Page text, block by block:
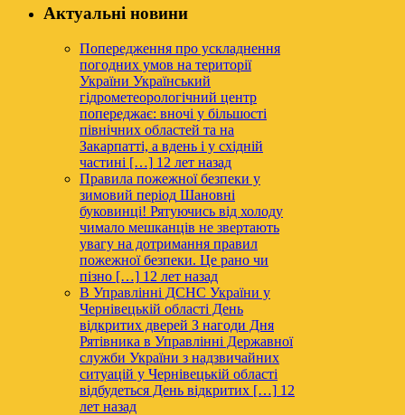
Актуальні новини
Попередження про ускладнення
погодних умов на території
України Український
гідрометеорологічний центр
попереджає: вночі у більшості
північних областей та на
Закарпатті, а вдень і у східній
частині […] 12 лет назад
Правила пожежної безпеки у
зимовий період Шановні
буковинці! Рятуючись від холоду
чимало мешканців не звертають
увагу на дотримання правил
пожежної безпеки. Це рано чи
пізно […] 12 лет назад
В Управлінні ДСНС України у
Чернівецькій області День
відкритих дверей З нагоди Дня
Рятівника в Управлінні Державної
служби України з надзвичайних
ситуацій у Чернівецькій області
відбудеться День відкритих […] 12
лет назад